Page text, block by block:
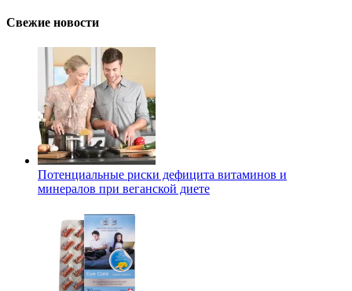
Свежие новости
Потенциальные риски дефицита витаминов и
минералов при веганской диете